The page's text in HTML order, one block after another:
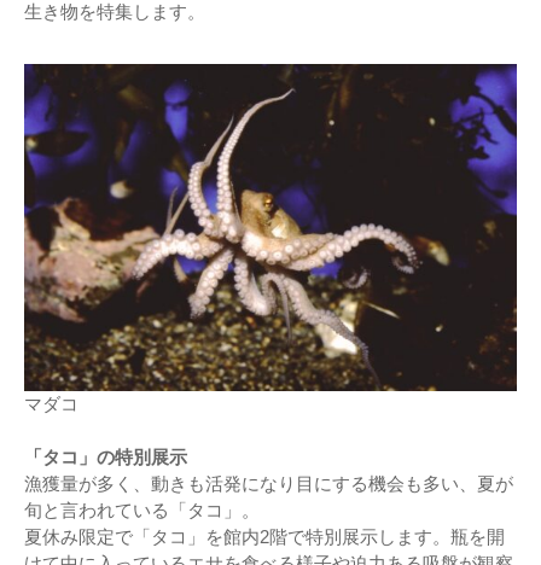
生き物を特集します。
マダコ
「タコ」の特別展示
漁獲量が多く、動きも活発になり目にする機会も多い、夏が
旬と言われている「タコ」。
夏休み限定で「タコ」を館内2階で特別展示します。瓶を開